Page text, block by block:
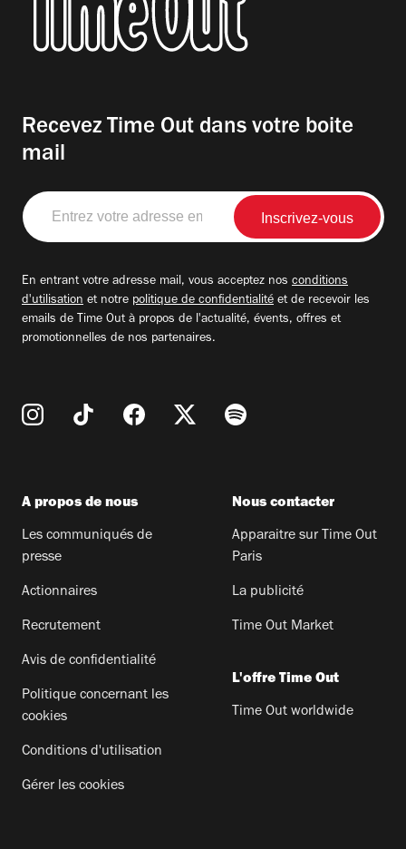
Recevez Time Out dans votre boite
mail
Entrez
votre
adresse
En entrant votre adresse mail, vous acceptez nos conditions
d'utilisation et notre politique de confidentialité et de recevoir les
emails de Time Out à propos de l'actualité, évents, offres et
promotionnelles de nos partenaires.
A propos de nous
Les communiqués de
presse
Actionnaires
Recrutement
Avis de confidentialité
Politique concernant les
cookies
Conditions d'utilisation
Gérer les cookies
Nous contacter
Apparaitre sur Time Out
Paris
La publicité
Time Out Market
L'offre Time Out
Time Out worldwide